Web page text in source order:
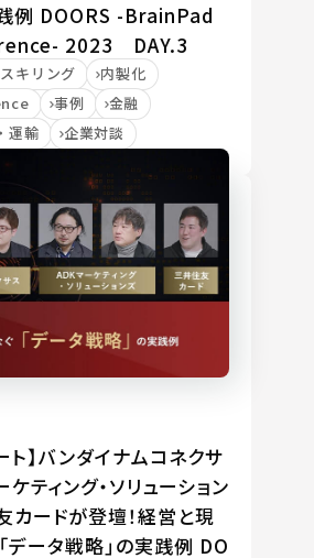
例 DOORS -BrainPad
2023 DAY.3
キリング
内製化
事例
金融
運輸
企業対談
ト】バンダイナムコネクサ
ケティング・ソリューション
カードが登壇！経営と現
データ戦略」の実践例 DO